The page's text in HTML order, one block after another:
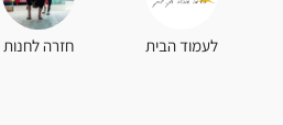
לעמוד הבית חזרה לחנות